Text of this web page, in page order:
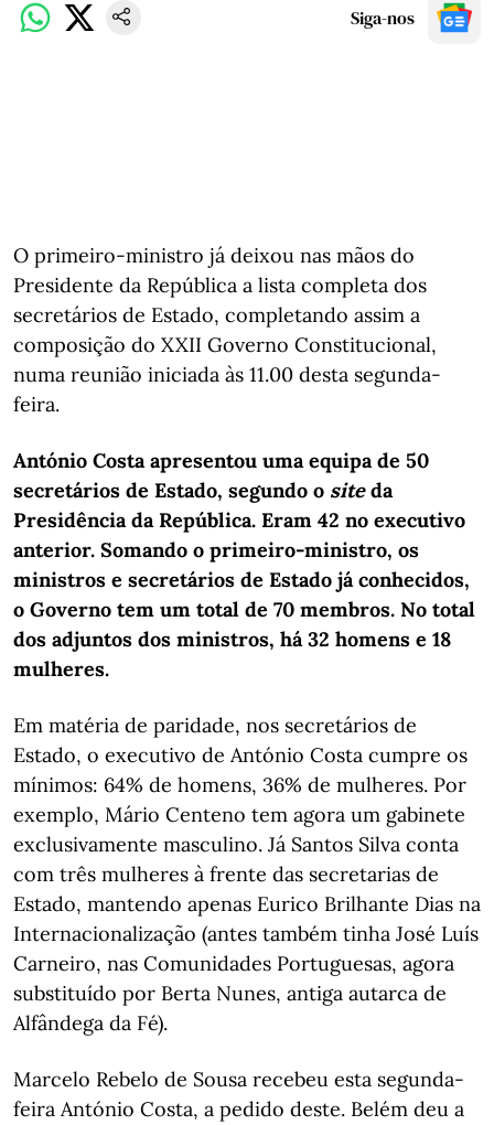
Siga-nos
O primeiro-ministro já deixou nas mãos do
Presidente da República a lista completa dos
secretários de Estado, completando assim a
composição do XXII Governo Constitucional,
numa reunião iniciada às 11.00 desta segunda-
feira.
António Costa apresentou uma equipa de 50
secretários de Estado, segundo o siteda
Presidência da República. Eram 42 no executivo
anterior. Somando o primeiro-ministro, os
ministros e secretários de Estado já conhecidos,
o Governo tem um total de 70 membros. No total
dos adjuntos dos ministros, há 32 homens e 18
mulheres.
Em matéria de paridade, nos secretários de
Estado, o executivo de António Costa cumpre os
mínimos: 64% de homens, 36% de mulheres. Por
exemplo, Mário Centeno tem agora um gabinete
exclusivamente masculino. Já Santos Silva conta
com três mulheres à frente das secretarias de
Estado, mantendo apenas Eurico Brilhante Dias na
​​​​​​Internacionalização (antes também tinha José Luís
Carneiro, nas Comunidades Portuguesas, agora
substituído por Berta Nunes, antiga autarca de
Alfândega da Fé).
Marcelo Rebelo de Sousa recebeu esta segunda-
feira António Costa, a pedido deste. Belém deu a